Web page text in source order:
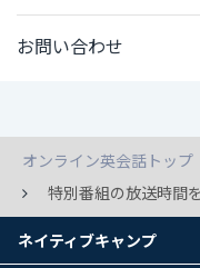
お問い合わせ
オンライン英会話トップ
特別番組の放送時間
ネイティブキャンプ